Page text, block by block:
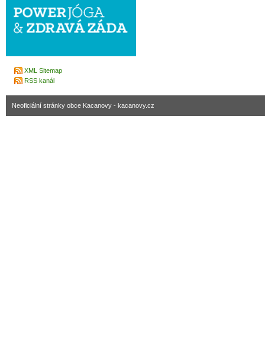
XML Sitemap
RSS kanál
Neoficiální stránky obce Kacanovy - kacanovy.cz